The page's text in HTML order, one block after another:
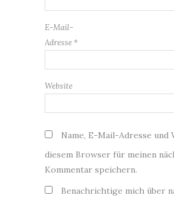
E-Mail-
Adresse *
Website
Name, E-Mail-Adresse und
diesem Browser für meinen
Kommentar speichern.
Benachrichtige mich über